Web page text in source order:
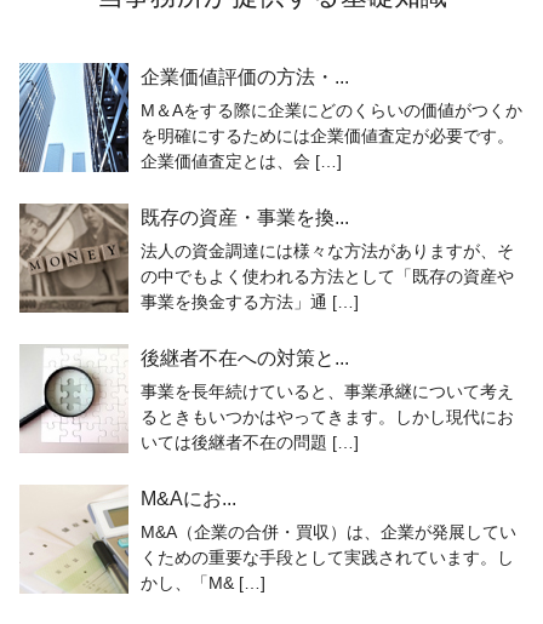
企業価値評価の方法・...
M＆Aをする際に企業にどのくらいの価値がつくか
を明確にするためには企業価値査定が必要です。
企業価値査定とは、会 […]
既存の資産・事業を換...
法人の資金調達には様々な方法がありますが、そ
の中でもよく使われる方法として「既存の資産や
事業を換金する方法」通 […]
後継者不在への対策と...
事業を長年続けていると、事業承継について考え
るときもいつかはやってきます。しかし現代にお
いては後継者不在の問題 […]
M&Aにお...
M&A（企業の合併・買収）は、企業が発展してい
くための重要な手段として実践されています。し
かし、「M& […]